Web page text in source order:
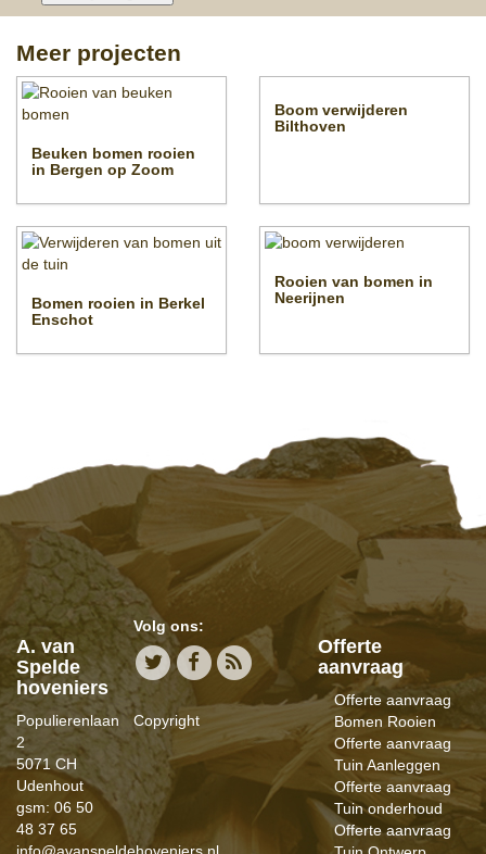
Meer projecten
Beuken bomen rooien
in Bergen op Zoom
Boom verwijderen
Bilthoven
Bomen rooien in Berkel
Enschot
Rooien van bomen in
Neerijnen
A. van
Spelde
hoveniers
Populierenlaan
2
5071 CH
Udenhout
gsm: 06 50
48 37 65
Volg ons:
Copyright
Offerte
aanvraag
Offerte aanvraag
Bomen Rooien
Offerte aanvraag
Tuin Aanleggen
Offerte aanvraag
Tuin onderhoud
Offerte aanvraag